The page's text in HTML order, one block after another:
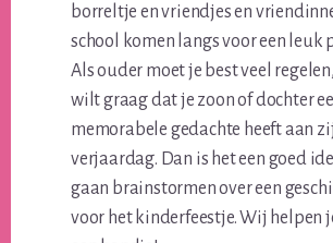
borreltje en vriendjes en
school komen langs voor een leuk
Als ouder moet je best veel
wilt graag dat je zoon of dochter
memorabele gedachte heeft aan
verjaardag. Dan is het een goed
gaan brainstormen over een
voor het kinderfeestje. Wij helpen